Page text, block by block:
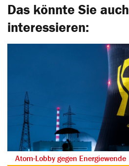
Das könnte Sie auch
interessieren:
Atom-Lobby gegen Energiewende